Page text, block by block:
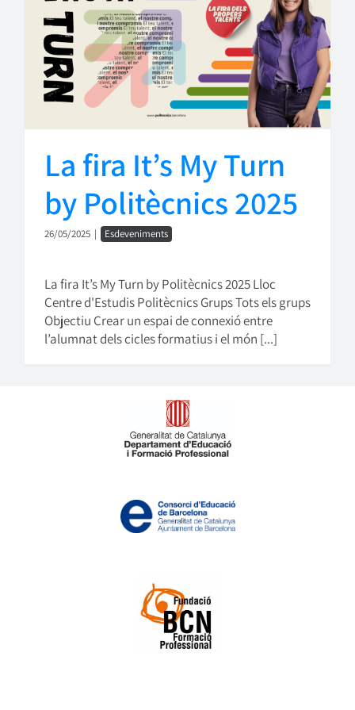
La fira It’s My Turn
by Politècnics 2025
26/05/2025 | Esdeveniments
La fira It’s My Turn by Politècnics 2025 Lloc
Centre d'Estudis Politècnics Grups Tots els grups
Objectiu Crear un espai de connexió entre
l’alumnat dels cicles formatius i el món [...]